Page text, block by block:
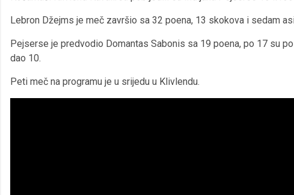
Lebron Džejms je meč završio sa 32 poena, 13 skokova i sedam
Pejserse je predvodio Domantas Sabonis sa 19 poena, po 17 su
dao 10.
Peti meč na programu je u srijedu u Klivlendu.